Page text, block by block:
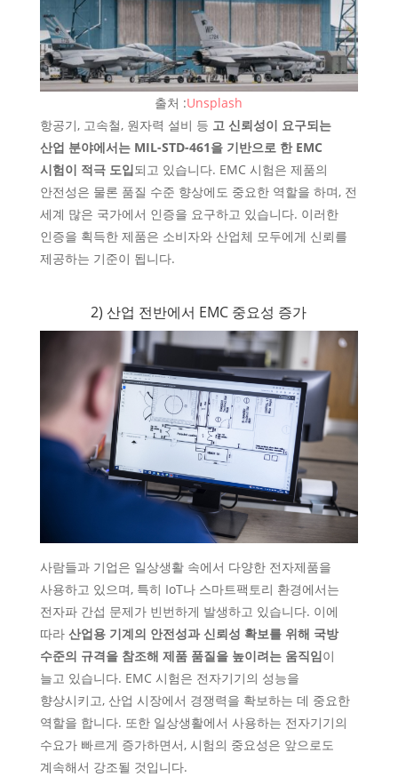
출처 :Unsplash
항공기, 고속철, 원자력 설비 등 고 신뢰성이 요구되는
산업 분야에서는 MIL-STD-461을 기반으로 한 EMC
시험이 적극 도입되고 있습니다. EMC 시험은 제품의
안전성은 물론 품질 수준 향상에도 중요한 역할을 하며, 전
세계 많은 국가에서 인증을 요구하고 있습니다. 이러한
인증을 획득한 제품은 소비자와 산업체 모두에게 신뢰를
제공하는 기준이 됩니다.
2) 산업 전반에서 EMC 중요성 증가
사람들과 기업은 일상생활 속에서 다양한 전자제품을
사용하고 있으며, 특히 IoT나 스마트팩토리 환경에서는
전자파 간섭 문제가 빈번하게 발생하고 있습니다. 이에
따라 산업용 기계의 안전성과 신뢰성 확보를 위해 국방
수준의 규격을 참조해 제품 품질을 높이려는 움직임이
늘고 있습니다. EMC 시험은 전자기기의 성능을
향상시키고, 산업 시장에서 경쟁력을 확보하는 데 중요한
역할을 합니다. 또한 일상생활에서 사용하는 전자기기의
수요가 빠르게 증가하면서, 시험의 중요성은 앞으로도
계속해서 강조될 것입니다.